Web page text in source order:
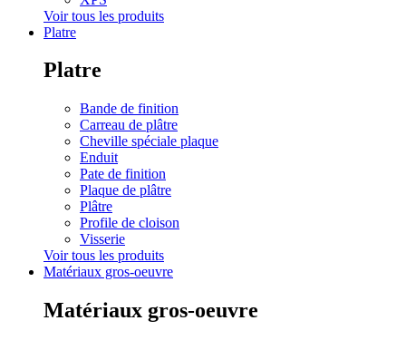
Voir tous les produits
Platre
Platre
Bande de finition
Carreau de plâtre
Cheville spéciale plaque
Enduit
Pate de finition
Plaque de plâtre
Plâtre
Profile de cloison
Visserie
Voir tous les produits
Matériaux gros-oeuvre
Matériaux gros-oeuvre